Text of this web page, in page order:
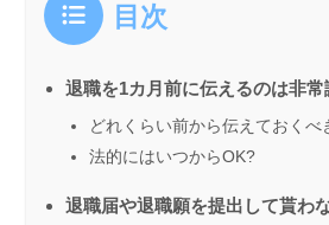
目次
退職を1カ月前に伝えるのは非常
どれくらい前から伝えておくべ
法的にはいつからOK?
退職届や退職願を提出して貰わ